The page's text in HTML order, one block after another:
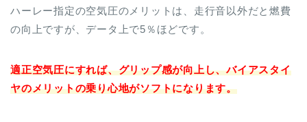
ハーレー指定の空気圧のメリットは、走行音以外だと燃費
の向上ですが、データ上で5％ほどです。
適正空気圧にすれば、グリップ感が向上し、バイアスタイ
ヤのメリットの乗り心地がソフトになります。